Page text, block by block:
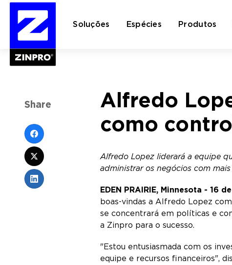
Soluções Espécies Produtos
Alfredo
como
Alfredo Lopez liderará a equipe
administrar os negócios com mais
EDEN PRAIRIE, Minnesota - 16
boas-vindas a Alfredo Lopez
se concentrará em políticas e
a Zinpro para o sucesso.
"Estou entusiasmada com os
equipe e recursos financeiros",
Share